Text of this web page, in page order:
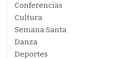
Conferencias
Cultura
Semana Santa
Danza
Deportes